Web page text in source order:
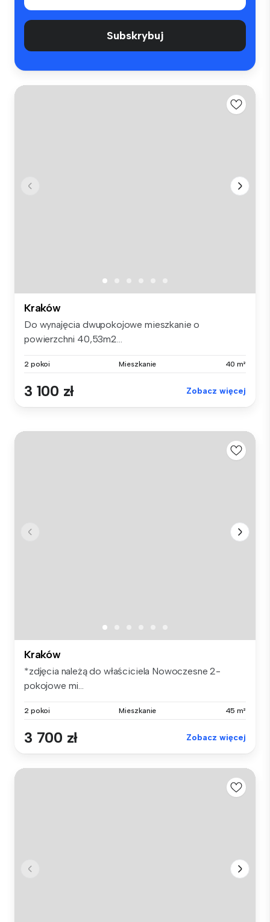
Subskrybuj
Kraków
Do wynajęcia dwupokojowe mieszkanie o
powierzchni 40,53m2...
2 pokoi Mieszkanie 40 m²
3 100 zł Zobacz więcej
Kraków
*zdjęcia należą do właściciela Nowoczesne 2-
pokojowe mi...
2 pokoi Mieszkanie 45 m²
3 700 zł Zobacz więcej